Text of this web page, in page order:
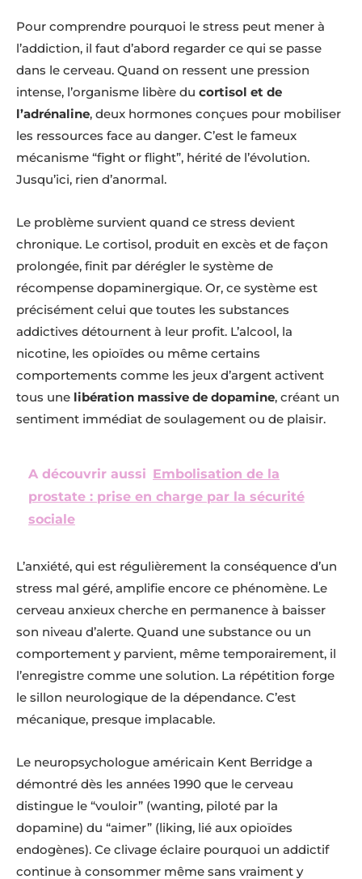
Pour comprendre pourquoi le stress peut mener à
l’addiction, il faut d’abord regarder ce qui se passe
dans le cerveau. Quand on ressent une pression
intense, l’organisme libère du cortisol et de
l’adrénaline, deux hormones conçues pour mobiliser
les ressources face au danger. C’est le fameux
mécanisme “fight or flight”, hérité de l’évolution.
Jusqu’ici, rien d’anormal.
Le problème survient quand ce stress devient
chronique. Le cortisol, produit en excès et de façon
prolongée, finit par dérégler le système de
récompense dopaminergique. Or, ce système est
précisément celui que toutes les substances
addictives détournent à leur profit. L’alcool, la
nicotine, les opioïdes ou même certains
comportements comme les jeux d’argent activent
tous une libération massive de dopamine, créant un
sentiment immédiat de soulagement ou de plaisir.
A découvrir aussi Embolisation de la
prostate : prise en charge par la sécurité
sociale
L’anxiété, qui est régulièrement la conséquence d’un
stress mal géré, amplifie encore ce phénomène. Le
cerveau anxieux cherche en permanence à baisser
son niveau d’alerte. Quand une substance ou un
comportement y parvient, même temporairement, il
l’enregistre comme une solution. La répétition forge
le sillon neurologique de la dépendance. C’est
mécanique, presque implacable.
Le neuropsychologue américain Kent Berridge a
démontré dès les années 1990 que le cerveau
distingue le “vouloir” (wanting, piloté par la
dopamine) du “aimer” (liking, lié aux opioïdes
endogènes). Ce clivage éclaire pourquoi un addictif
continue à consommer même sans vraiment y